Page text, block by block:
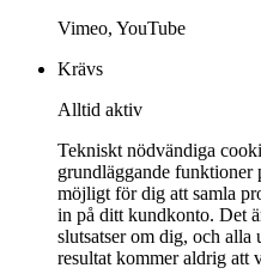
Vimeo, YouTube
Krävs
Alltid aktiv
Tekniskt nödvändiga
grundläggande funktioner
möjligt för dig att samla
in på ditt kundkonto. Det
slutsatser om dig, och alla
resultat kommer aldrig att